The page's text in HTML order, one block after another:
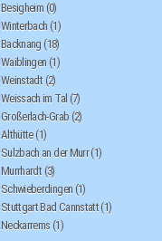
Besigheim (0)
Winterbach (1)
Backnang (18)
Waiblingen (1)
Weinstadt (2)
Weissach im Tal (7)
Großerlach-Grab (2)
Althütte (1)
Sulzbach an der Murr(1)
Murrhardt (3)
Schwieberdingen (1)
Stuttgart Bad Cannstatt (1)
Neckarrems (1)